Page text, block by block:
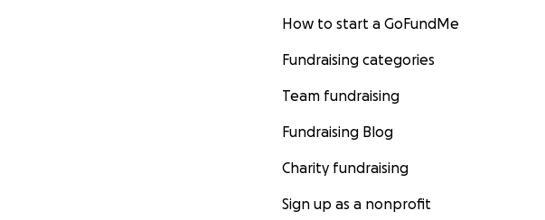
How to start a GoFundMe
Fundraising categories
Team fundraising
Fundraising Blog
Charity fundraising
Sign up as a nonprofit